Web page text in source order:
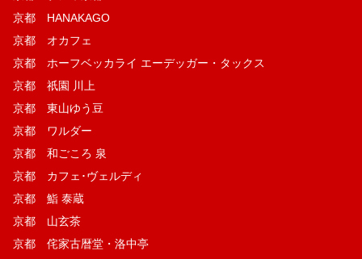
京都 HANAKAGO
京都 オカフェ
京都 ホーフベッカライ エーデッガー・タックス
京都 祇園 川上
京都 東山ゆう豆
京都 ワルダー
京都 和ごころ 泉
京都 カフェ･ヴェルディ
京都 鮨 泰蔵
京都 山玄茶
京都 侘家古暦堂・洛中亭